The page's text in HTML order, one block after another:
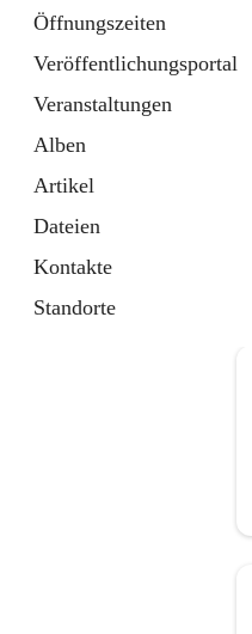
Öffnungszeiten
Veröffentlichungsportal
Veranstaltungen
Alben
Artikel
Dateien
Kontakte
Standorte